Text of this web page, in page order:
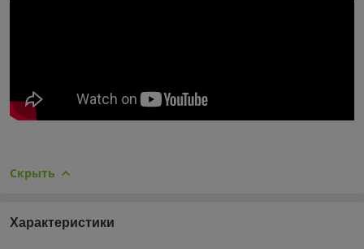
Скрыть
Характеристики